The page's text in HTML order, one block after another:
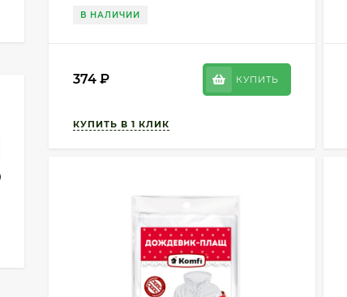
В НАЛИЧИИ
374 ₽ КУПИТЬ